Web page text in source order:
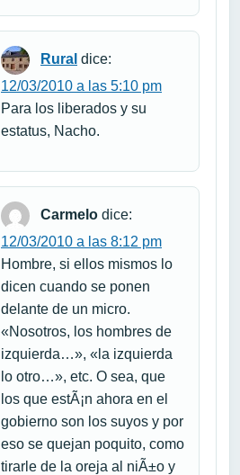
Rural dice:
12/03/2010 a las 5:10 pm
Para los liberados y su
estatus, Nacho.
Carmelo dice:
12/03/2010 a las 8:12 pm
Hombre, si ellos mismos lo
dicen cuando se ponen
delante de un micro.
«Nosotros, los hombres de
izquierda…», «la izquierda
lo otro…», etc. O sea, que
los que estÃ¡n ahora en el
gobierno son los suyos y por
eso se quejan poquito, como
tirarle de la oreja al niÃ±o y